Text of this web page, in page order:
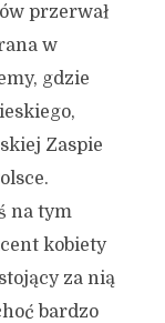
przerwał
w
gdzie
Zaspie
na tym
kobiety
za nią
bardzo